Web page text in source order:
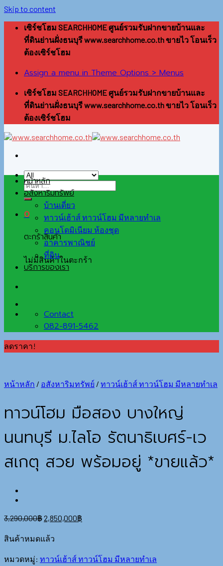
Skip to content
เซิร์ชโฮม SEARCHHOME ศูนย์รวมรับฝากขายบ้านและ
ที่ดินย่านฝั่งธนบุรี www.searchhome.co.th ขายไว โอนเร็ว
ต้องเซิร์ชโฮม
Assign a menu in Theme Options > Menus
เซิร์ชโฮม SEARCHHOME ศูนย์รวมรับฝากขายบ้านและ
ที่ดินย่านฝั่งธนบุรี www.searchhome.co.th ขายไว โอนเร็ว
ต้องเซิร์ชโฮม
0
ตะกร้าสินค้า
ไม่มีสินค้าในตะกร้า
หน้าหลัก
อสังหาริมทรัพย์
บ้านเดี่ยว
ทาวน์เฮ้าส์ ทาวน์โฮม มีหลายทำเล
คอนโดมิเนียม ห้องชุด
อาคารพาณิชย์
ที่ดิน
บริการของเรา
Contact
082-891-5462
ลดราคา!
หน้าหลัก / อสังหาริมทรัพย์ / ทาวน์เฮ้าส์ ทาวน์โฮม มีหลายทำเล
ทาวน์โฮม มือสอง บางใหญ่
นนทบุรี ม.ไลโอ รัตนาธิเบศร์-เว
สเกตุ สวย พร้อมอยู่ *ขายแล้ว*
3,290,000฿2,850,000฿
สินค้าหมดแล้ว
หมวดหมู่: ทาวน์เฮ้าส์ ทาวน์โฮม มีหลายทำเล